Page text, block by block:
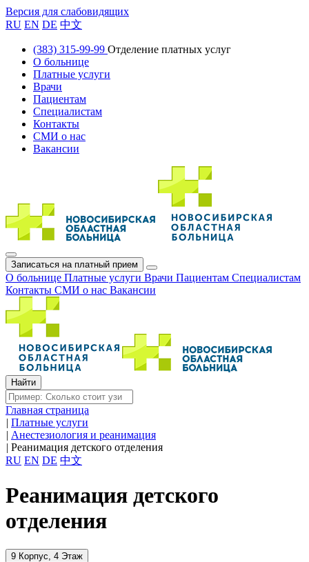
Версия для слабовидящих
RU EN DE 中文
(383) 315-99-99 Отделение платных услуг
О больнице
Платные услуги
Врачи
Пациентам
Специалистам
Контакты
СМИ о нас
Вакансии
Записаться на платный прием
О больнице Платные услуги Врачи Пациентам Специалистам
Контакты СМИ о нас Вакансии
Главная страница
| Платные услуги
| Анестезиология и реанимация
| Реанимация детского отделения
RU EN DE 中文
Реанимация детского
отделения
9 Корпус, 4 Этаж